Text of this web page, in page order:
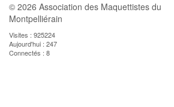
© 2026 Association des Maquettistes du
Montpelliérain
Visites : 925224
Aujourd'hui : 247
Connectés : 8